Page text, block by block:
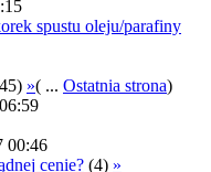
spustu oleju/parafiny
»( ... Ostatnia strona)
00:46
cenie? (4) »